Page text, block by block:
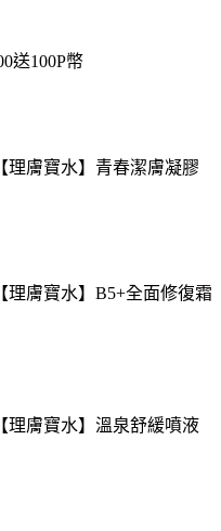
送100P幣
理膚寶水】青春潔膚凝膠
理膚寶水】B5+全面修復霜
理膚寶水】溫泉舒緩噴液